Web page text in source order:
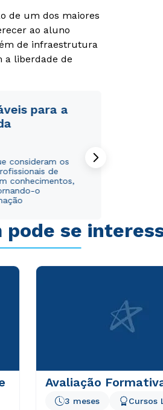
de um dos maiores
ao aluno
de infraestrutura
a liberdade de
para a
consideram os
de
conhecimentos,
o
pode se
Avaliação
3 meses Cursos
ou
sejam utilizados para o
Cruzeiro do Sul.
ou
sejam utilizados para o
Cruzeiro do Sul.